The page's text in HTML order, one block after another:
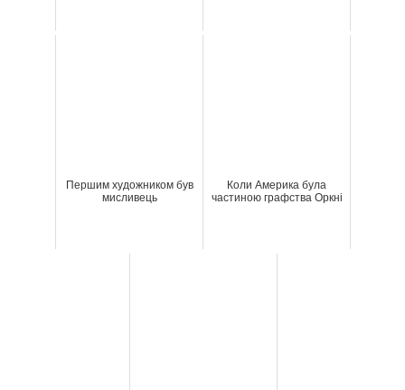
Першим художником був
мисливець
Коли Америка була
частиною графства Оркні